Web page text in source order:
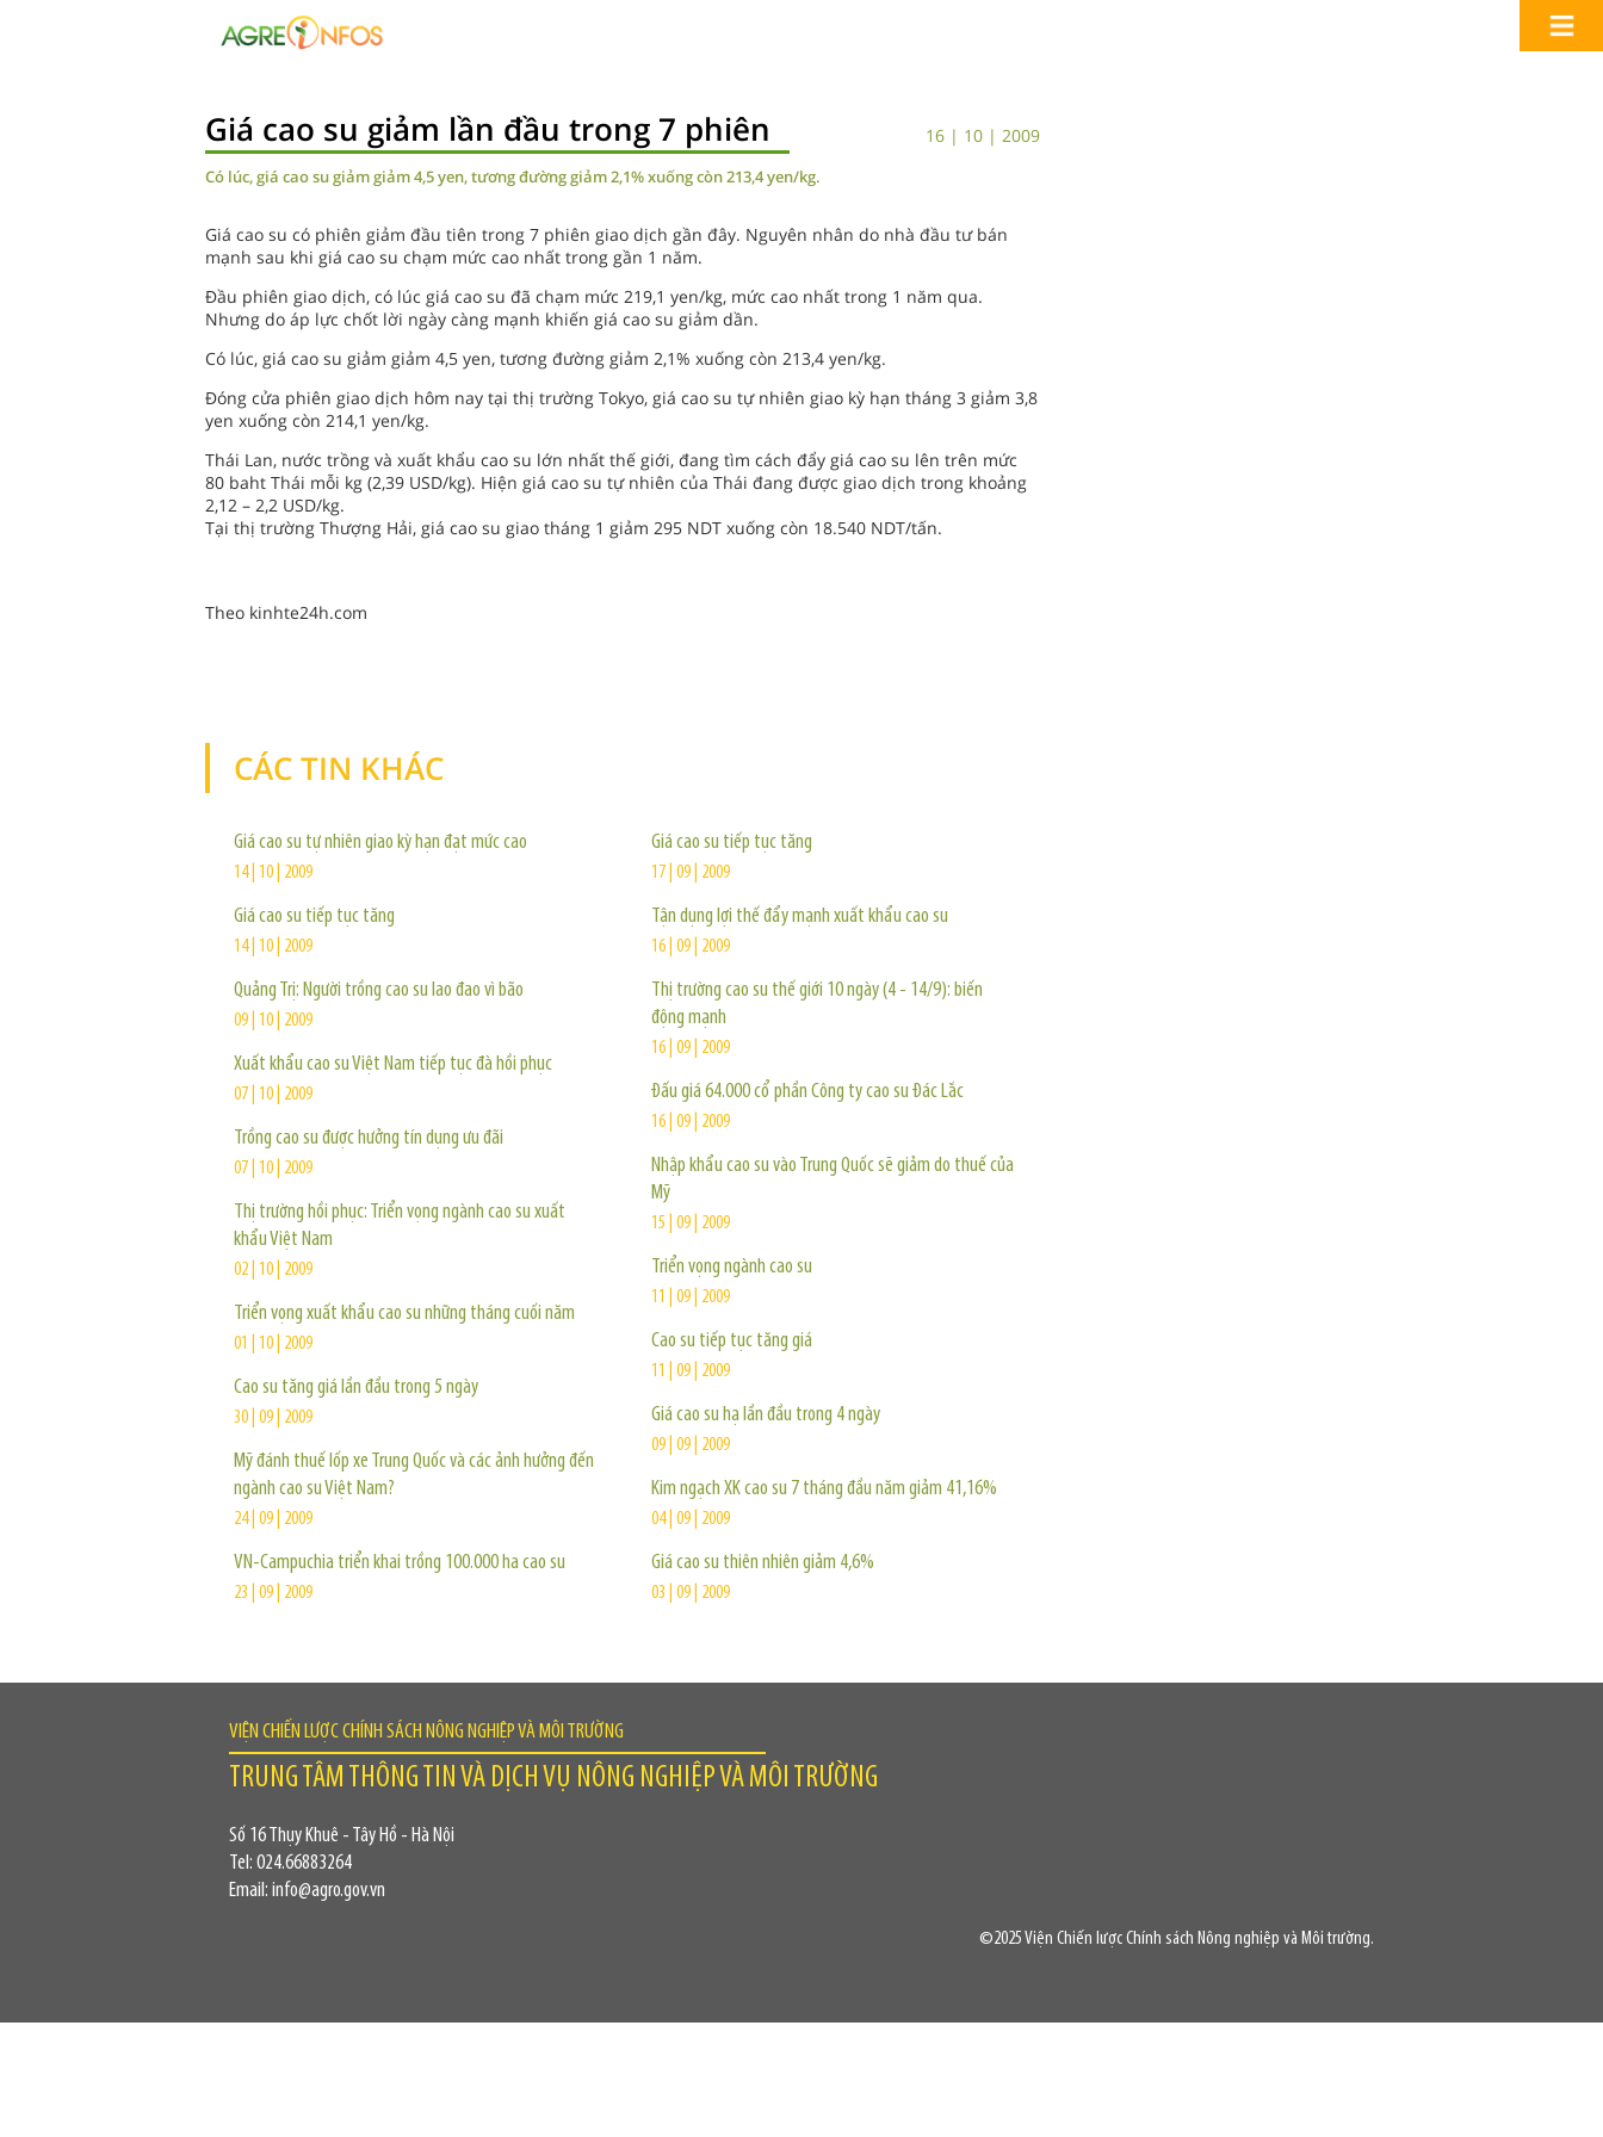
Giá cao su giảm lần đầu trong 7 phiên 16 | 10 | 2009
Có lúc, giá cao su giảm giảm 4,5 yen, tương đường giảm 2,1% xuống còn 213,4 yen/kg.
Giá cao su có phiên giảm đầu tiên trong 7 phiên giao dịch gần đây. Nguyên nhân do nhà đầu tư bán
mạnh sau khi giá cao su chạm mức cao nhất trong gần 1 năm.
Đầu phiên giao dịch, có lúc giá cao su đã chạm mức 219,1 yen/kg, mức cao nhất trong 1 năm qua.
Nhưng do áp lực chốt lời ngày càng mạnh khiến giá cao su giảm dần.
Có lúc, giá cao su giảm giảm 4,5 yen, tương đường giảm 2,1% xuống còn 213,4 yen/kg.
Đóng cửa phiên giao dịch hôm nay tại thị trường Tokyo, giá cao su tự nhiên giao kỳ hạn tháng 3 giảm 3,8
yen xuống còn 214,1 yen/kg.
Thái Lan, nước trồng và xuất khẩu cao su lớn nhất thế giới, đang tìm cách đẩy giá cao su lên trên mức
80 baht Thái mỗi kg (2,39 USD/kg). Hiện giá cao su tự nhiên của Thái đang được giao dịch trong khoảng
2,12 – 2,2 USD/kg.
Tại thị trường Thượng Hải, giá cao su giao tháng 1 giảm 295 NDT xuống còn 18.540 NDT/tấn.
Theo kinhte24h.com
CÁC TIN KHÁC
Giá cao su tự nhiên giao kỳ hạn đạt mức cao
14 | 10 | 2009
Giá cao su tiếp tục tăng
14 | 10 | 2009
Quảng Trị: Người trồng cao su lao đao vì bão
09 | 10 | 2009
Xuất khẩu cao su Việt Nam tiếp tục đà hồi phục
07 | 10 | 2009
Trồng cao su được hưởng tín dụng ưu đãi
07 | 10 | 2009
Thị trường hồi phục: Triển vọng ngành cao su xuất
khẩu Việt Nam
02 | 10 | 2009
Triển vọng xuất khẩu cao su những tháng cuối năm
01 | 10 | 2009
Cao su tăng giá lần đầu trong 5 ngày
30 | 09 | 2009
Mỹ đánh thuế lốp xe Trung Quốc và các ảnh hưởng đến
ngành cao su Việt Nam?
24 | 09 | 2009
VN-Campuchia triển khai trồng 100.000 ha cao su
23 | 09 | 2009
Giá cao su tiếp tục tăng
17 | 09 | 2009
Tận dụng lợi thế đẩy mạnh xuất khẩu cao su
16 | 09 | 2009
Thị trường cao su thế giới 10 ngày (4 - 14/9): biến
động mạnh
16 | 09 | 2009
Đấu giá 64.000 cổ phần Công ty cao su Đác Lắc
16 | 09 | 2009
Nhập khẩu cao su vào Trung Quốc sẽ giảm do thuế của
Mỹ
15 | 09 | 2009
Triển vọng ngành cao su
11 | 09 | 2009
Cao su tiếp tục tăng giá
11 | 09 | 2009
Giá cao su hạ lần đầu trong 4 ngày
09 | 09 | 2009
Kim ngạch XK cao su 7 tháng đầu năm giảm 41,16%
04 | 09 | 2009
Giá cao su thiên nhiên giảm 4,6%
03 | 09 | 2009
VIỆN CHIẾN LƯỢC CHÍNH SÁCH NÔNG NGHIỆP VÀ MÔI TRƯỜNG
TRUNG TÂM THÔNG TIN VÀ DỊCH VỤ NÔNG NGHIỆP VÀ MÔI TRƯỜNG
Số 16 Thụy Khuê - Tây Hồ - Hà Nội
Tel: 024.66883264
Email: info@agro.gov.vn
©2025 Viện Chiến lược Chính sách Nông nghiệp và Môi trường.